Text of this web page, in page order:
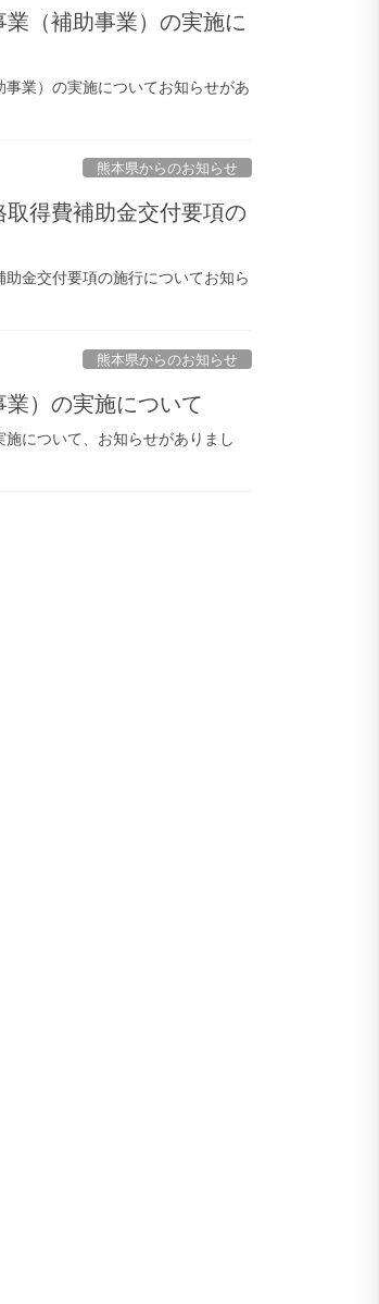
（補助事業）の実施に
業）の実施についてお知らせがあ
熊本県からのお知らせ
取得費補助金交付要項の
金交付要項の施行についてお知ら
熊本県からのお知らせ
業）の実施について
について、お知らせがありまし